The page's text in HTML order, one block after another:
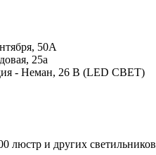
50А
25а
- Неман, 26 В (LED СВЕТ)
люстр и других светильников